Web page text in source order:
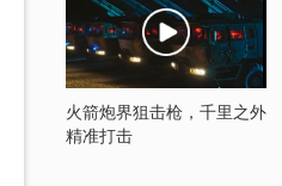
火箭炮界狙击枪，千里之外
精准打击